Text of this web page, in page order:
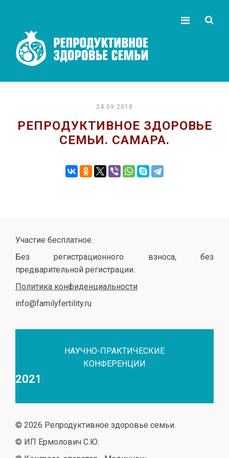
24.09.2018
РЕПРОДУКТИВНОЕ ЗДОРОВЬЕ
СЕМЬИ. САМАРА.
Участие бесплатное.
Без регистрационного взноса, без
предварительной регистрации.
Политика конфиденциальности
info@familyfertility.ru
НАУЧНО-ПРАКТИЧЕСКИЕ
КОНФЕРЕНЦИИ
2021
© 2026 Репродуктивное здоровье семьи.
© ИП Ермолович С.Ю.